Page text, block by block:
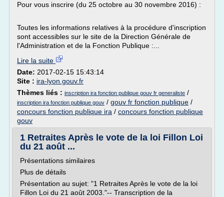
Pour vous inscrire (du 25 octobre au 30 novembre 2016) :
Toutes les informations relatives à la procédure d'inscription
sont accessibles sur le site de la Direction Générale de
l'Administration et de la Fonction Publique :...
Lire la suite
Date: 2017-02-15 15:43:14
Site : ira-lyon.gouv.fr
Thèmes liés : inscription ira fonction publique gouv fr generaliste /
inscription ira fonction publique gouv / gouv fr fonction publique /
concours fonction publique ira / concours fonction publique
gouv
1 Retraites Après le vote de la loi Fillon Loi
du 21 août ...
Présentations similaires
Plus de détails
Présentation au sujet: "1 Retraites Après le vote de la loi
Fillon Loi du 21 août 2003."-- Transcription de la